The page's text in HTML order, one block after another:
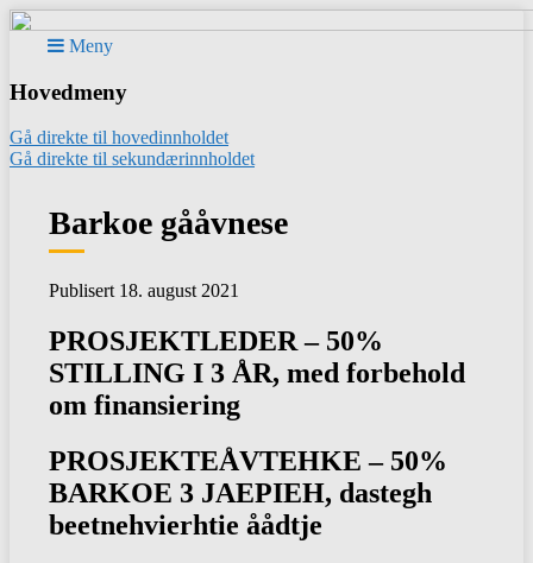
Meny
Hovedmeny
Gå direkte til hovedinnholdet
Gå direkte til sekundærinnholdet
Barkoe gååvnese
Publisert 18. august 2021
PROSJEKTLEDER – 50%
STILLING I 3 ÅR, med forbehold
om finansiering
PROSJEKTEÅVTEHKE – 50%
BARKOE 3 JAEPIEH, dastegh
beetnehvierhtie åådtje